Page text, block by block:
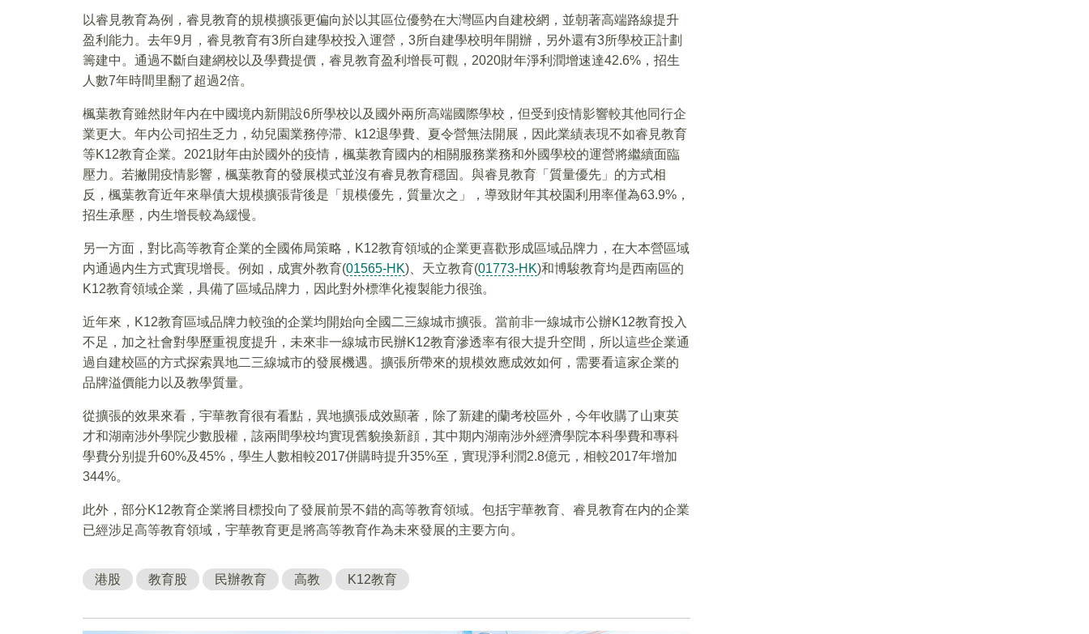
以睿見教育為例，睿見教育的規模擴張更偏向於以其區位優勢在大灣區内自建校網，並朝著高端路線提升
盈利能力。去年9月，睿見教育有3所自建學校投入運營，3所自建學校明年開辦，另外還有3所學校正計劃
籌建中。通過不斷自建網校以及學費提價，睿見教育盈利增長可觀，2020財年淨利潤增速達42.6%，招生
人數7年時間里翻了超過2倍。
楓葉教育雖然財年内在中國境内新開設6所學校以及國外兩所高端國際學校，但受到疫情影響較其他同行企
業更大。年内公司招生乏力，幼兒園業務停滞、k12退學費、夏令營無法開展，因此業績表現不如睿見教育
等K12教育企業。2021財年由於國外的疫情，楓葉教育國内的相關服務業務和外國學校的運營將繼續面臨
壓力。若撇開疫情影響，楓葉教育的發展模式並沒有睿見教育穩固。與睿見教育「質量優先」的方式相
反，楓葉教育近年來舉債大規模擴張背後是「規模優先，質量次之」，導致財年其校園利用率僅為63.9%，
招生承壓，内生增長較為緩慢。
另一方面，對比高等教育企業的全國佈局策略，K12教育領域的企業更喜歡形成區域品牌力，在大本營區域
内通過内生方式實現增長。例如，成實外教育(01565-HK)、天立教育(01773-HK)和博駿教育均是西南區的
K12教育領域企業，具備了區域品牌力，因此對外標準化複製能力很強。
近年來，K12教育區域品牌力較強的企業均開始向全國二三線城市擴張。當前非一線城市公辦K12教育投入
不足，加之社會對學歷重視度提升，未來非一線城市民辦K12教育滲透率有很大提升空間，所以這些企業通
過自建校區的方式探索異地二三線城市的發展機遇。擴張所帶來的規模效應成效如何，需要看這家企業的
品牌溢價能力以及教學質量。
從擴張的效果來看，宇華教育很有看點，異地擴張成效顯著，除了新建的蘭考校區外，今年收購了山東英
才和湖南涉外學院少數股權，該兩間學校均實現舊貌換新顔，其中期内湖南涉外經濟學院本科學費和專科
學費分别提升60%及45%，學生人數相較2017併購時提升35%至，實現淨利潤2.8億元，相較2017年增加
344%。
此外，部分K12教育企業將目標投向了發展前景不錯的高等教育領域。包括宇華教育、睿見教育在内的企業
已經涉足高等教育領域，宇華教育更是將高等教育作為未來發展的主要方向。
港股 教育股 民辦教育 高教 K12教育